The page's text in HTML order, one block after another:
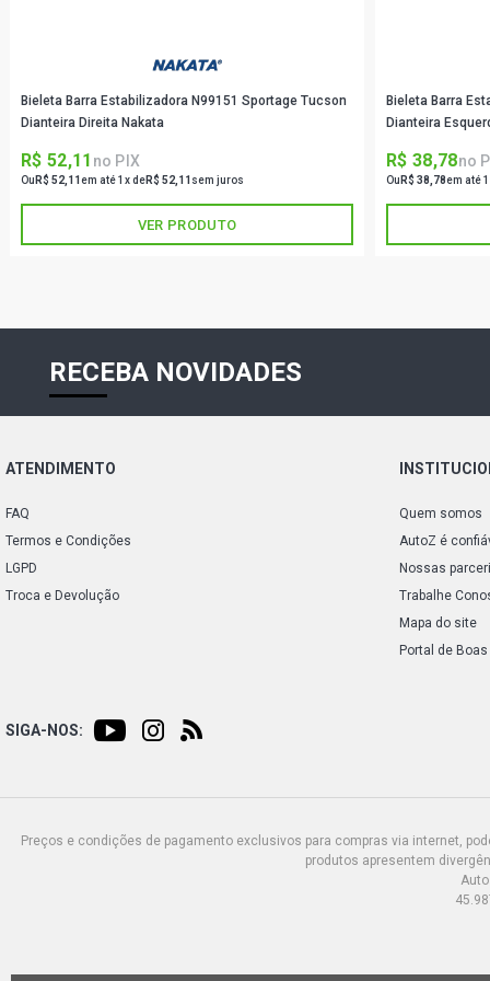
Bieleta Barra Estabilizadora N99151 Sportage Tucson
Dianteira Direita Nakata
R$ 52,11 no PIX
Ou R$ 52,11em até 1x deR$ 52,11 sem juros
VER PRODUTO
Bieleta Barra
Dianteira
R$ 38,78no
Ou R$ 38,78em até
RECEBA NOVIDADES
ATENDIMENTO
FAQ
Termos e Condições
LGPD
Troca e Devolução
Quem somos
AutoZ é
Nossas
Trabalhe
Mapa do site
Portal de
SIGA-NOS:
Preços e condições de pagamento exclusivos para compras via internet,
produtos apresentem